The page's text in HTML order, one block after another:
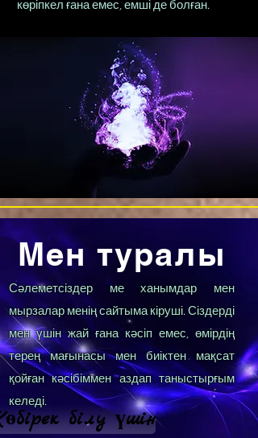
көріпкел ғана емес, емші де болған.
Мен туралы
Сәлеметсіздер ме ханымдар мен
мырзалар менің сайтыма кіруші. Сіздерді
мен үшін жай ғана кәсіп емес, өмірдің
терең мағынасы мен биіктен мақсат
қойған кәсібіммен аздап таныстырғым
келеді.
білу үшін